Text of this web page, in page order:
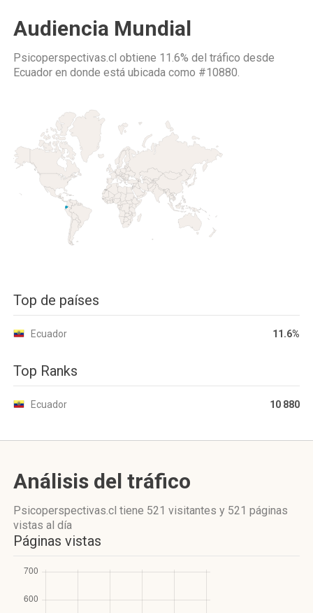
Audiencia Mundial
Psicoperspectivas.cl obtiene 11.6% del tráfico desde
Ecuador en donde está ubicada como #10880.
Top de países
Ecuador 11.6%
Top Ranks
Ecuador 10 880
Análisis del tráfico
Psicoperspectivas.cl tiene 521 visitantes y 521 páginas
vistas al día
Páginas vistas